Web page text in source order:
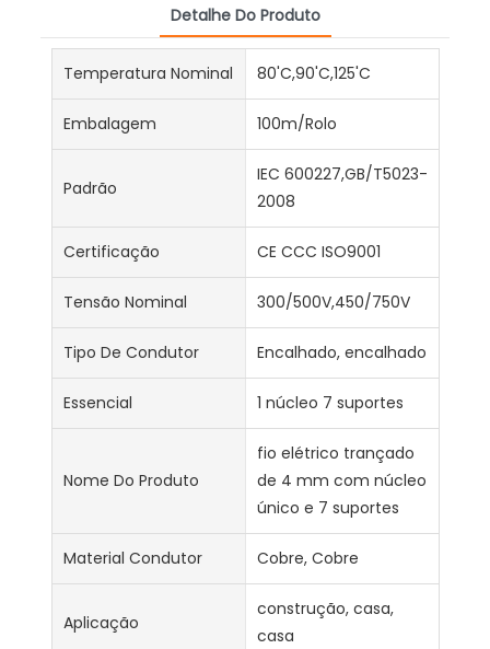
Detalhe Do Produto
Temperatura Nominal 80'C,90'C,125'C
Embalagem 100m/Rolo
Padrão
IEC 600227,GB/T5023-
2008
Certificação CE CCC ISO9001
Tensão Nominal 300/500V,450/750V
Tipo De Condutor Encalhado, encalhado
Essencial 1 núcleo 7 suportes
Nome Do Produto
fio elétrico trançado
de 4 mm com núcleo
único e 7 suportes
Material Condutor Cobre, Cobre
Aplicação
construção, casa,
casa